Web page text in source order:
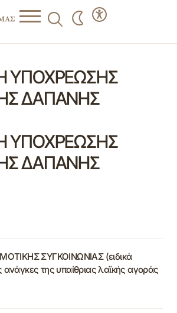
ΥΠΟΧΡΕΩΣΗΣ
ΔΑΠΑΝΗΣ
ΥΠΟΧΡΕΩΣΗΣ
ΔΑΠΑΝΗΣ
ΣΥΓΚΟΙΝΩΝΙΑΣ (ειδικά
ανάγκες της υπαίθριας λαϊκής αγοράς